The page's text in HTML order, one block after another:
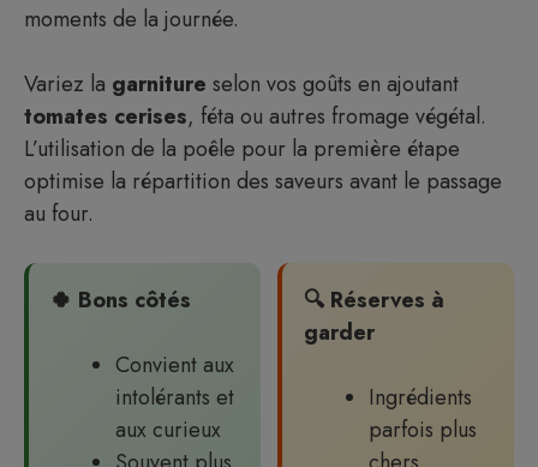
moments de la journée.
Variez la garniture selon vos goûts en ajoutant
tomates cerises, féta ou autres fromage végétal.
L’utilisation de la poêle pour la première étape
optimise la répartition des saveurs avant le passage
au four.
🍀 Bons côtés
Convient aux
intolérants et
aux curieux
🔍 Réserves à
garder
Ingrédients
parfois plus